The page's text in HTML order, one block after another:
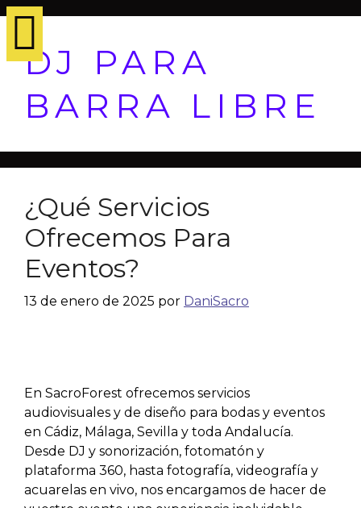
DJ PARA
BARRA LIBRE
¿Qué Servicios
Ofrecemos Para
Eventos?
13 de enero de 2025 por DaniSacro
En SacroForest ofrecemos servicios
audiovisuales y de diseño para bodas y eventos
en Cádiz, Málaga, Sevilla y toda Andalucía.
Desde DJ y sonorización, fotomatón y
plataforma 360, hasta fotografía, videografía y
acuarelas en vivo, nos encargamos de hacer de